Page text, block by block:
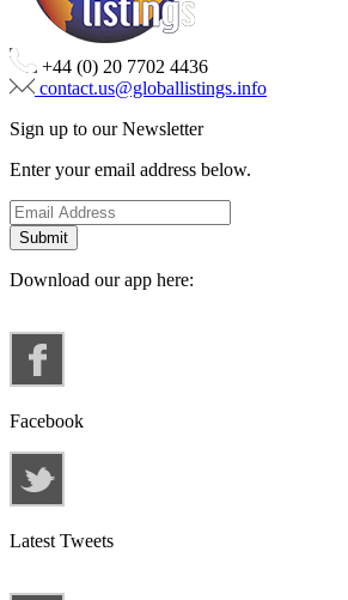
+44 (0) 20 7702 4436
contact.us@globallistings.info
Sign up to our Newsletter
Enter your email address below.
Download our app here:
Facebook
Latest Tweets